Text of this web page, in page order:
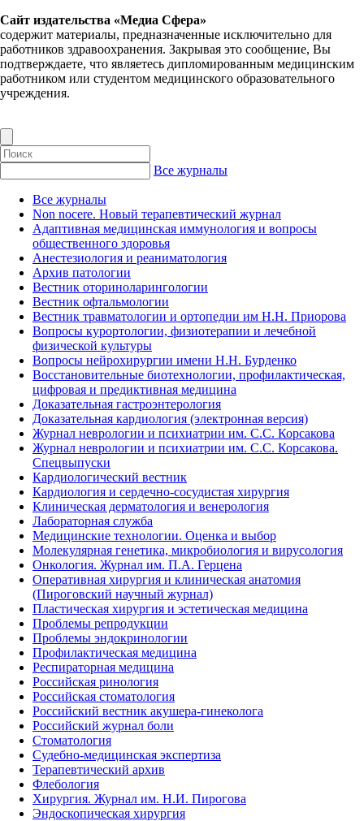
Сайт издательства «Медиа Сфера»
содержит материалы, предназначенные исключительно для
работников здравоохранения. Закрывая это сообщение, Вы
подтверждаете, что являетесь дипломированным медицинским
работником или студентом медицинского образовательного
учреждения.
Все журналы
Все журналы
Non nocere. Новый терапевтический журнал
Адаптивная медицинская иммунология и вопросы
общественного здоровья
Анестезиология и реаниматология
Архив патологии
Вестник оториноларингологии
Вестник офтальмологии
Вестник травматологии и ортопедии им Н.Н. Приорова
Вопросы курортологии, физиотерапии и лечебной
физической культуры
Вопросы нейрохирургии имени Н.Н. Бурденко
Восстановительные биотехнологии, профилактическая,
цифровая и предиктивная медицина
Доказательная гастроэнтерология
Доказательная кардиология (электронная версия)
Журнал неврологии и психиатрии им. С.С. Корсакова
Журнал неврологии и психиатрии им. С.С. Корсакова.
Спецвыпуски
Кардиологический вестник
Кардиология и сердечно-сосудистая хирургия
Клиническая дерматология и венерология
Лабораторная служба
Медицинские технологии. Оценка и выбор
Молекулярная генетика, микробиология и вирусология
Онкология. Журнал им. П.А. Герцена
Оперативная хирургия и клиническая анатомия
(Пироговский научный журнал)
Пластическая хирургия и эстетическая медицина
Проблемы репродукции
Проблемы эндокринологии
Профилактическая медицина
Респираторная медицина
Российская ринология
Российская стоматология
Российский вестник акушера-гинеколога
Российский журнал боли
Стоматология
Судебно-медицинская экспертиза
Терапевтический архив
Флебология
Хирургия. Журнал им. Н.И. Пирогова
Эндоскопическая хирургия